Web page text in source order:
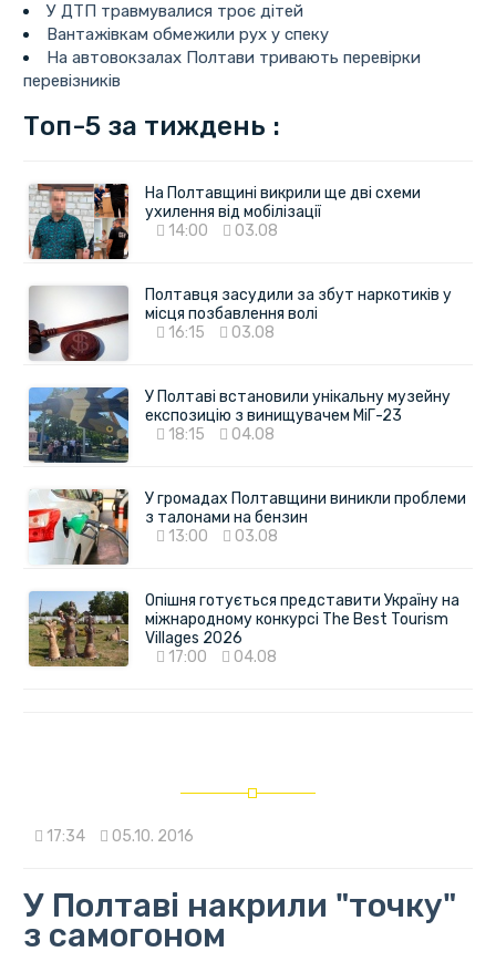
У ДТП травмувалися троє дітей
Вантажівкам обмежили рух у спеку
На автовокзалах Полтави тривають перевірки
перевізників
Топ-5 за тиждень :
На Полтавщині викрили ще дві схеми
ухилення від мобілізації
14:00
03.08
Полтавця засудили за збут наркотиків у
місця позбавлення волі
16:15
03.08
У Полтаві встановили унікальну музейну
експозицію з винищувачем МіГ-23
18:15
04.08
У громадах Полтавщини виникли проблеми
з талонами на бензин
13:00
03.08
Опішня готується представити Україну на
міжнародному конкурсі The Best Tourism
Villages 2026
17:00
04.08
17:34 05.10. 2016
У Полтаві накрили "точку"
з самогоном